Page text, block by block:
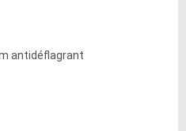
antidéflagrant